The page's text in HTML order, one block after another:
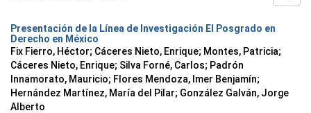
Presentación de la Línea de Investigación El Posgrado en
Derecho en México
Fix Fierro, Héctor; Cáceres Nieto, Enrique; Montes, Patricia;
Cáceres Nieto, Enrique; Silva Forné, Carlos; Padrón
Innamorato, Mauricio; Flores Mendoza, Imer Benjamín;
Hernández Martínez, María del Pilar; González Galván, Jorge
Alberto